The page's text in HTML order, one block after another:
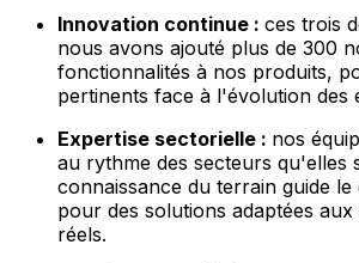
Innovation continue : ces trois
nous avons ajouté plus de 300
fonctionnalités à nos produits,
pertinents face à l'évolution des
Expertise sectorielle : nos
au rythme des secteurs qu'elles
connaissance du terrain guide le
pour des solutions adaptées
réels.